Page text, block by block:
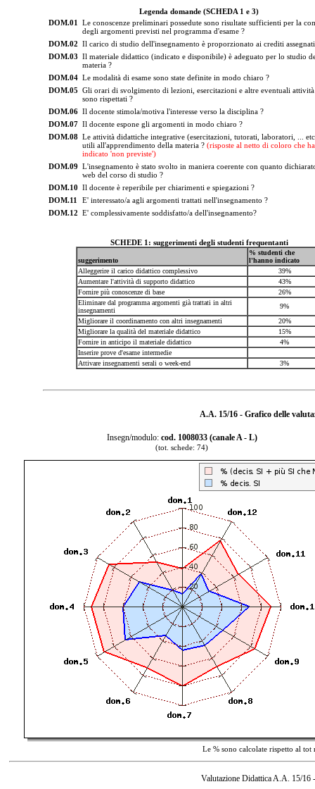
Legenda domande (SCHEDA 1 e 3)
DOM.01
Le conoscenze preliminari possedute sono risultate sufficienti per la
degli argomenti previsti nel programma d'esame ?
DOM.02 Il carico di studio dell'insegnamento è proporzionato ai crediti
DOM.03 Il materiale didattico (indicato e disponibile) è adeguato per lo studio
materia ?
DOM.04 Le modalità di esame sono state definite in modo chiaro ?
DOM.05 Gli orari di svolgimento di lezioni, esercitazioni e altre eventuali
sono rispettati ?
DOM.06 Il docente stimola/motiva l'interesse verso la disciplina ?
DOM.07 Il docente espone gli argomenti in modo chiaro ?
DOM.08 Le attività didattiche integrative (esercitazioni, tutorati, laboratori, ...
utili all'apprendimento della materia ? (risposte al netto di coloro che
indicato 'non previste')
DOM.09 L'insegnamento è stato svolto in maniera coerente con quanto
web del corso di studio ?
DOM.10 Il docente è reperibile per chiarimenti e spiegazioni ?
DOM.11
E' interessato/a agli argomenti trattati nell'insegnamento ?
DOM.12 E' complessivamente soddisfatto/a dell'insegnamento?
SCHEDE 1: suggerimenti degli studenti frequentanti
suggerimento
% studenti che
l'hanno indicato
Alleggerire il carico didattico complessivo
39%
Aumentare l'attività di supporto didattico
43%
Fornire più conoscenze di base
26%
Eliminare dal programma argomenti già trattati in altri
insegnamenti
9%
Migliorare il coordinamento con altri insegnamenti
20%
Migliorare la qualità del materiale didattico
15%
Fornire in anticipo il materiale didattico
4%
Inserire prove d'esame intermedie
Attivare insegnamenti serali o week-end
3%
A.A. 15/16 - Grafico delle
Insegn/modulo: cod. 1008033 (canale A - L)
(tot. schede: 74)
Le % sono calcolate rispetto al
Valutazione Didattica A.A. 15/16